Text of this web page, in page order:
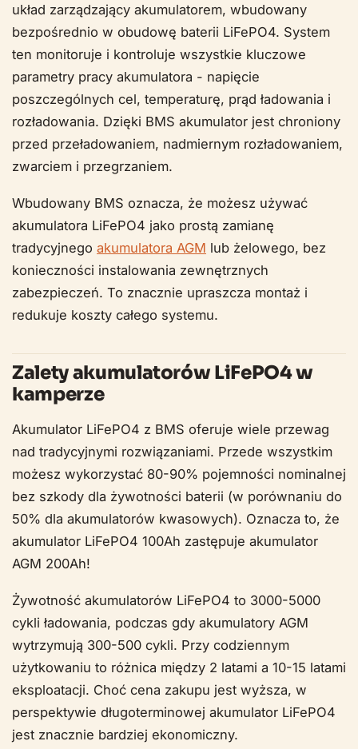
układ zarządzający akumulatorem, wbudowany
bezpośrednio w obudowę baterii LiFePO4. System
ten monitoruje i kontroluje wszystkie kluczowe
parametry pracy akumulatora - napięcie
poszczególnych cel, temperaturę, prąd ładowania i
rozładowania. Dzięki BMS akumulator jest chroniony
przed przeładowaniem, nadmiernym rozładowaniem,
zwarciem i przegrzaniem.
Wbudowany BMS oznacza, że możesz używać
akumulatora LiFePO4 jako prostą zamianę
tradycyjnego akumulatora AGM lub żelowego, bez
konieczności instalowania zewnętrznych
zabezpieczeń. To znacznie upraszcza montaż i
redukuje koszty całego systemu.
Zalety akumulatorów LiFePO4 w
kamperze
Akumulator LiFePO4 z BMS oferuje wiele przewag
nad tradycyjnymi rozwiązaniami. Przede wszystkim
możesz wykorzystać 80-90% pojemności nominalnej
bez szkody dla żywotności baterii (w porównaniu do
50% dla akumulatorów kwasowych). Oznacza to, że
akumulator LiFePO4 100Ah zastępuje akumulator
AGM 200Ah!
Żywotność akumulatorów LiFePO4 to 3000-5000
cykli ładowania, podczas gdy akumulatory AGM
wytrzymują 300-500 cykli. Przy codziennym
użytkowaniu to różnica między 2 latami a 10-15 latami
eksploatacji. Choć cena zakupu jest wyższa, w
perspektywie długoterminowej akumulator LiFePO4
jest znacznie bardziej ekonomiczny.